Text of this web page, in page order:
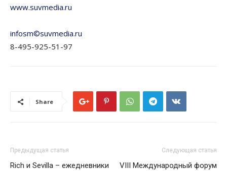
www.suvmedia.ru
infosm©suvmedia.ru
8-495-925-51-97
Share
Предыдущая статья
Rich и Sevilla – ежедневники
Следующая статья
VIII Международный форум